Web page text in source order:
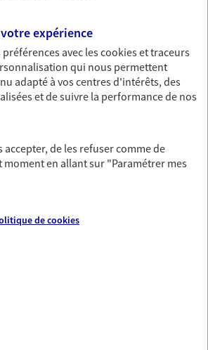
67520 Marlenheim
à 14:00
NOUS CONTACTER
expérience
avec lescookies et traceurs
qui nous permettent
adapté à vos centres d'intérêts, des
et de suivre la performance de nos
accepter, de les refuser comme de
moment en allant sur "Paramétrer mes
decookies